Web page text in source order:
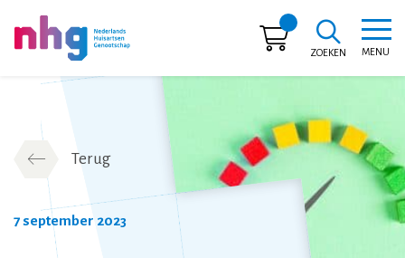
MENU
ZOEKEN
Terug
7 september 2023